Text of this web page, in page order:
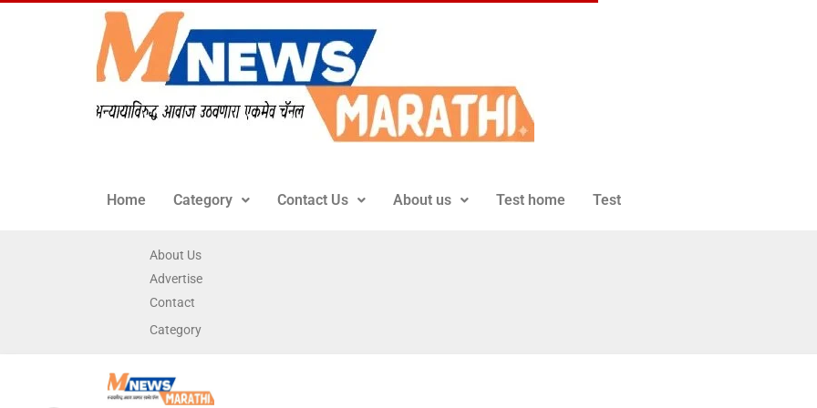
Home Category Contact Us About us Test home Test
About Us
Advertise
Contact
Category